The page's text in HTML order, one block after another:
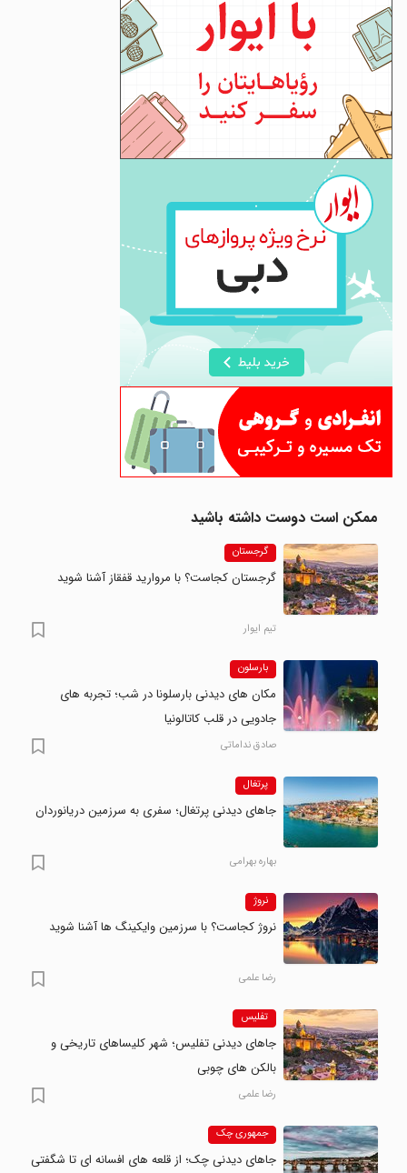
ممکن است دوست داشته باشید
گرجستان
گرجستان کجاست؟ با مروارید قفقاز آشنا شوید
تیم ایوار
بارسلون
مکان های دیدنی بارسلونا در شب؛ تجربه های
جادویی در قلب کاتالونیا
صادق نداماتی
پرتغال
جاهای دیدنی پرتغال؛ سفری به سرزمین دریانوردان
بهاره بهرامی
نروژ
نروژ کجاست؟ با سرزمین وایکینگ ها آشنا شوید
رضا علمی
تفلیس
جاهای دیدنی تفلیس؛ شهر کلیساهای تاریخی و
بالکن های چوبی
رضا علمی
جمهوری چک
جاهای دیدنی چک؛ از قلعه های افسانه ای تا شگفتی